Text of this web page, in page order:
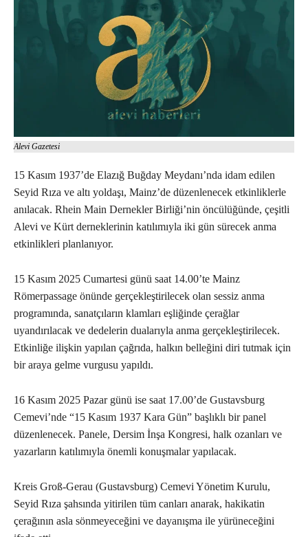
Alevi Gazetesi
15 Kasım 1937’de Elazığ Buğday Meydanı’nda idam edilen
Seyid Rıza ve altı yoldaşı, Mainz’de düzenlenecek etkinliklerle
anılacak. Rhein Main Dernekler Birliği’nin öncülüğünde, çeşitli
Alevi ve Kürt derneklerinin katılımıyla iki gün sürecek anma
etkinlikleri planlanıyor.
15 Kasım 2025 Cumartesi günü saat 14.00’te Mainz
Römerpassage önünde gerçekleştirilecek olan sessiz anma
programında, sanatçıların klamları eşliğinde çerağlar
uyandırılacak ve dedelerin dualarıyla anma gerçekleştirilecek.
Etkinliğe ilişkin yapılan çağrıda, halkın belleğini diri tutmak için
bir araya gelme vurgusu yapıldı.
16 Kasım 2025 Pazar günü ise saat 17.00’de Gustavsburg
Cemevi’nde “15 Kasım 1937 Kara Gün” başlıklı bir panel
düzenlenecek. Panele, Dersim İnşa Kongresi, halk ozanları ve
yazarların katılımıyla önemli konuşmalar yapılacak.
Kreis Groß-Gerau (Gustavsburg) Cemevi Yönetim Kurulu,
Seyid Rıza şahsında yitirilen tüm canları anarak, hakikatin
çerağının asla sönmeyeceğini ve dayanışma ile yürüneceğini